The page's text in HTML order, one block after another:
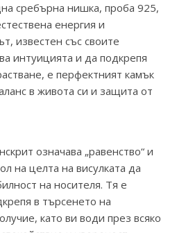
сребърна нишка, проба 925,
енергия и
известен със своите
интуицията и да подкрепя
е перфектният камък
в живота си и защита от
означава „равенство“ и
на целта на висулката да
на носителя. Тя е
в търсенето на
като ви води през всяко